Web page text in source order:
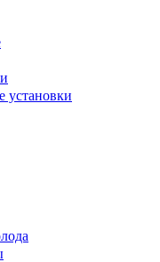
установки